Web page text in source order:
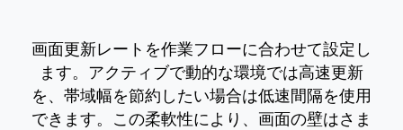
画面更新レートを作業フローに合わせて設定し
ます。アクティブで動的な環境では高速更新
を、帯域幅を節約したい場合は低速間隔を使用
できます。この柔軟性により、画面の壁はさま